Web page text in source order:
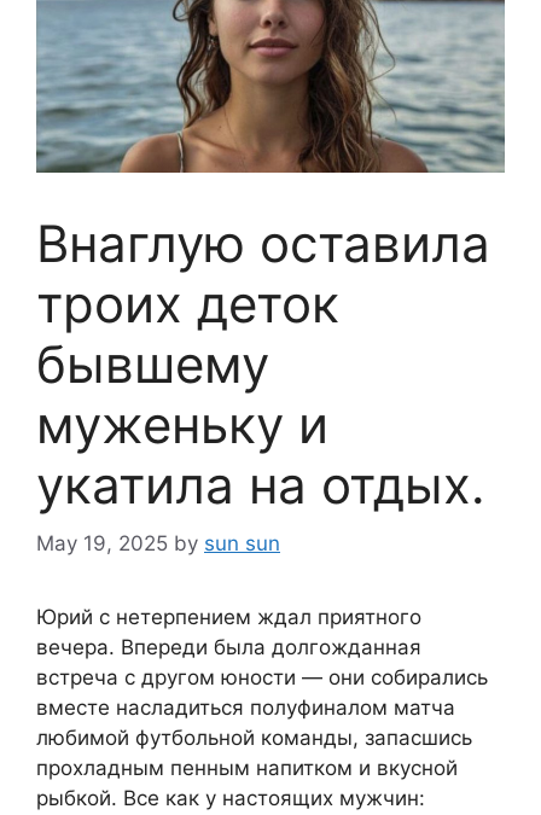
Внаглую оставила
троих деток
бывшему
муженьку и
укатила на отдых.
May 19, 2025 by sun sun
Юрий с нетерпением ждал приятного
вечера. Впереди была долгожданная
встреча с другом юности — они собирались
вместе насладиться полуфиналом матча
любимой футбольной команды, запасшись
прохладным пенным напитком и вкусной
рыбкой. Все как у настоящих мужчин: